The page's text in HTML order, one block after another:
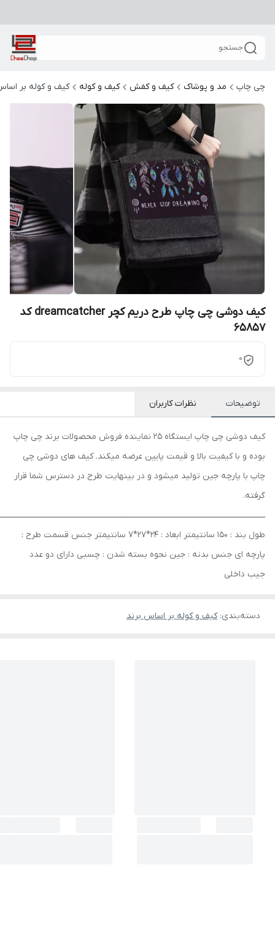
جستجو
چی چاپ مد و پوشاک کیف و کفش کیف و کوله کیف و کوله بر
کیف دوشی چی چاپ طرح دریم کچر dreamcatcher کد
65857
0
توضیحات نظرات کاربران
کیف دوشی چی چاپ ایستگاه 25 نماینده فروش محصولات برند چی چاپ
بوده و با کیفیت بالا و قیمت پایین عرضه میکند. کیف های دوشی چی
چاپ با پارچه جین تولید میشود و در بینهایت طرح در دسترس شما قرار
گرفته.
طول بند : 150 سانتیمتر ابعاد : 24*27*7 سانتیمتر جنس قسمت طرح :
پارچه ای جنس بدنه : جین نحوه بسته شدن : چسبی دارای دو عدد
جیب داخلی
دسته‌بندی:کیف و کوله بر اساس برند